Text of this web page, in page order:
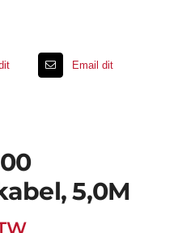
Email dit
5,0M